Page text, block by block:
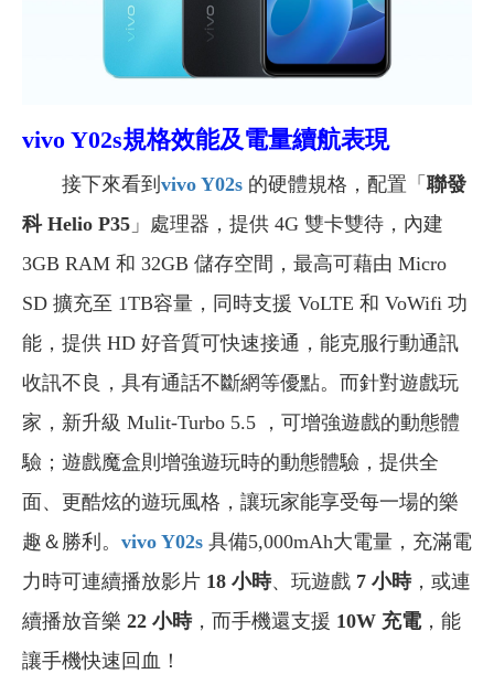
vivo Y02s規格效能及電量續航表現
接下來看到 vivo Y02s 的硬體規格，配置「 聯發
科 Helio P35 」處理器，提供 4G 雙卡雙待，內建
3GB RAM 和 32GB 儲存空間，最高可藉由 Micro
SD 擴充至 1TB容量，同時支援 VoLTE 和 VoWifi 功
能，提供 HD 好音質可快速接通，能克服行動通訊
收訊不良，具有通話不斷網等優點。而針對遊戲玩
家，新升級 Mulit-Turbo 5.5 ，可增強遊戲的動態體
驗；遊戲魔盒則增強遊玩時的動態體驗，提供全
面、更酷炫的遊玩風格，讓玩家能享受每一場的樂
趣＆勝利。 vivo Y02s 具備5,000mAh大電量，充滿電
力時可連續播放影片 18 小時、玩遊戲 7 小時，或連
續播放音樂 22 小時，而手機還支援 10W 充電，能
讓手機快速回血！